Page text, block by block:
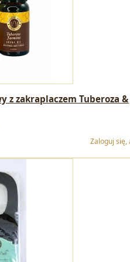
z zakraplaczem Tuberoza
Zaloguj się,